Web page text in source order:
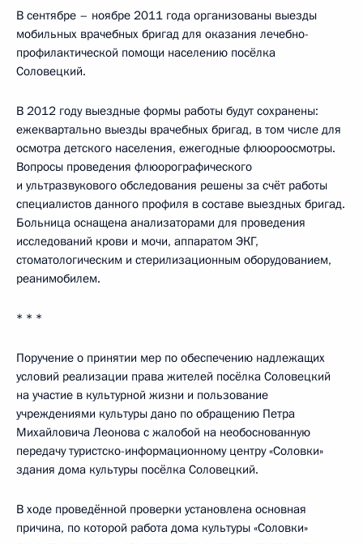
В сентябре – ноябре 2011 года организованы выезды
мобильных врачебных бригад для оказания лечебно-
профилактической помощи населению посёлка
Соловецкий.
В 2012 году выездные формы работы будут сохранены:
ежеквартально выезды врачебных бригад, в том числе для
осмотра детского населения, ежегодные флюороосмотры.
Вопросы проведения флюорографического
и ультразвукового обследования решены за счёт работы
специалистов данного профиля в составе выездных бригад.
Больница оснащена анализаторами для проведения
исследований крови и мочи, аппаратом ЭКГ,
стоматологическим и стерилизационным оборудованием,
реанимобилем.
* * *
Поручение о принятии мер по обеспечению надлежащих
условий реализации права жителей посёлка Соловецкий
на участие в культурной жизни и пользование
учреждениями культуры дано по обращению Петра
Михайловича Леонова с жалобой на необоснованную
передачу туристско-информационному центру «Соловки»
здания дома культуры посёлка Соловецкий.
В ходе проведённой проверки установлена основная
причина, по которой работа дома культуры «Соловки»